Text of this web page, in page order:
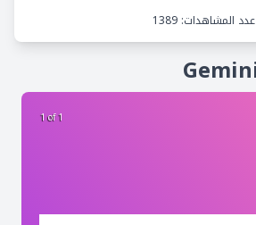
عدد المشاهدات: 1389
1 of 1